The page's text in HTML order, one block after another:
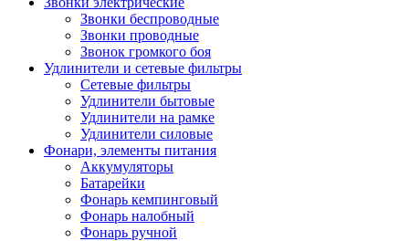
Звонки беспроводные
Звонки проводные
Звонок громкого боя
Удлинители и сетевые фильтры
Сетевые фильтры
Удлинители бытовые
Удлинители на рамке
Удлинители силовые
Фонари, элементы питания
Аккумуляторы
Батарейки
Фонарь кемпинговый
Фонарь налобный
Фонарь ручной